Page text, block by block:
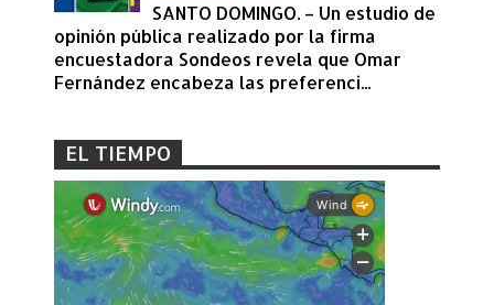
SANTO DOMINGO. – Un estudio de
opinión pública realizado por la firma
encuestadora Sondeos revela que Omar
Fernández encabeza las preferenci...
EL TIEMPO